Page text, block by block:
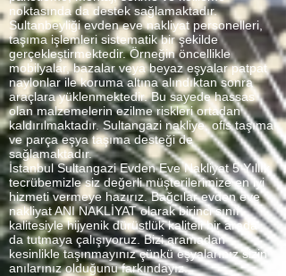
noktasında da destek sağlamaktadır.
Sultanbeyliği evden eve nakliyat personelleri,
taşıma işlemleri sistematik bir şekilde
gerçekleştirmektedir. Örneğin öncellikle
mobilyalar, bazalar veya beyaz eşyalar patpat
naylonlar ile koruma altına alındıktan sonra
araçlara yüklenmektedir. Bu sayede hassas
olan malzemelerin ezilme riskleri ortadan
kaldırılmaktadır. Sultangazi nakliye, ofis taşıma
ve parça eşya taşıma desteği de
sağlamaktadır.
İstanbul Sultangazi Evden Eve Nakliyat 5 Yıllık
tecrübemizle siz değerli müşterilerimize en iyi
hizmeti vermeye hazırız. Bağcılar evden eve
nakliyat ANI NAKLİYAT olarak birinci sınıf
kalitesiyle hijyenik dürüstlük kaliteli bir arada
da tutmaya çalışıyoruz. Bizi aramadan
kesinlikle taşınmayınız çünkü eşyalarınız sizin
anılarınız olduğunu farkındayız.